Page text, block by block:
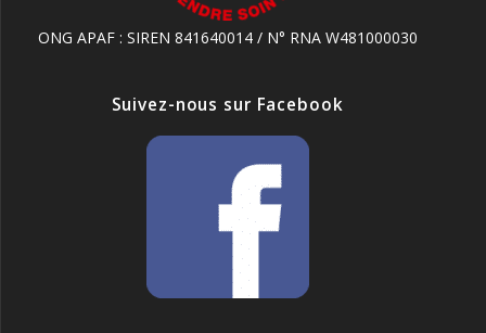
ONG APAF : SIREN 841640014 / N° RNA W481000030
Suivez-nous sur Facebook